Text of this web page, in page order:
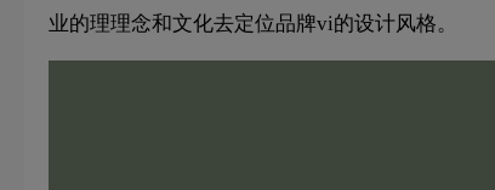
业的理理念和文化去定位品牌vi的设计风格。